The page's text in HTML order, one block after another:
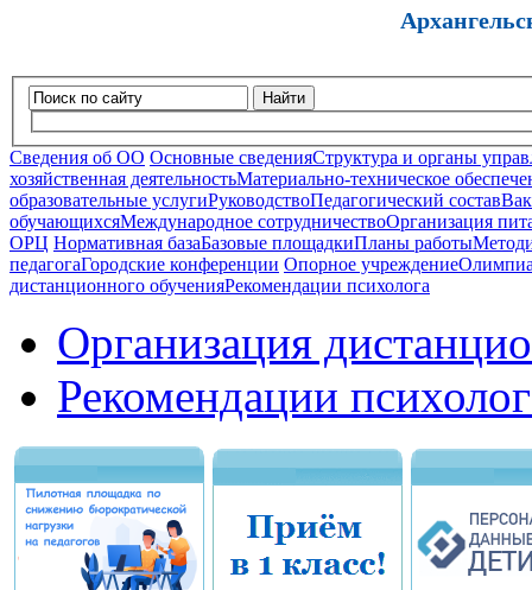
Найти
Сведения об ОО Основные сведенияСтруктура и органы
хозяйственная деятельностьМатериально-техническое
образовательные услугиРуководствоПедагогический состав
обучающихсяМеждународное сотрудничествоОрганизация
ОРЦ Нормативная базаБазовые площадкиПланы работы
педагогаГородские конференции Опорное учреждение
дистанционного обученияРекомендации психолога
Организация
Рекомендации